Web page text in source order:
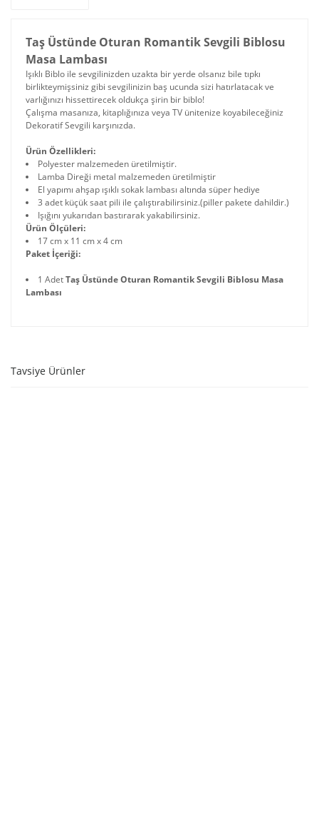
Taş Üstünde Oturan Romantik Sevgili Biblosu
Masa Lambası
Işıklı Biblo ile sevgilinizden uzakta bir yerde olsanız bile tıpkı
birlikteymişsiniz gibi sevgilinizin baş ucunda sizi hatırlatacak ve
varlığınızı hissettirecek oldukça şirin bir biblo!
Çalışma masanıza, kitaplığınıza veya TV ünitenize koyabileceğiniz
Dekoratif Sevgili karşınızda.
Ürün Özellikleri:
Polyester malzemeden üretilmiştir.
Lamba Direği metal malzemeden üretilmiştir
El yapımı ahşap ışıklı sokak lambası altında süper hediye
3 adet küçük saat pili ile çalıştırabilirsiniz.(piller pakete dahildir.)
Işığını yukarıdan bastırarak yakabilirsiniz.
Ürün Ölçüleri:
17 cm x 11 cm x 4 cm
Paket İçeriği:
1 AdetTaş Üstünde Oturan Romantik Sevgili Biblosu Masa
Lambası
Tavsiye Ürünler